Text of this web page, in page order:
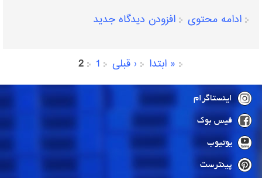
ادامه محتوی
افزودن دیدگاه جدید
صفحه‌ها
« ابتدا ‹ قبلی 1
2
اینستاگرام
فیس بوک
یوتیوب
پینترست